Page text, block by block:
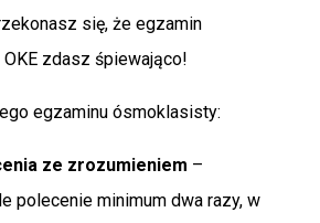
się, że egzamin
zdasz śpiewająco!
egzaminu ósmoklasisty:
ze zrozumieniem –
polecenie minimum dwa razy, w